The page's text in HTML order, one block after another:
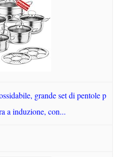
grande set di pentole p
a induzione, con...